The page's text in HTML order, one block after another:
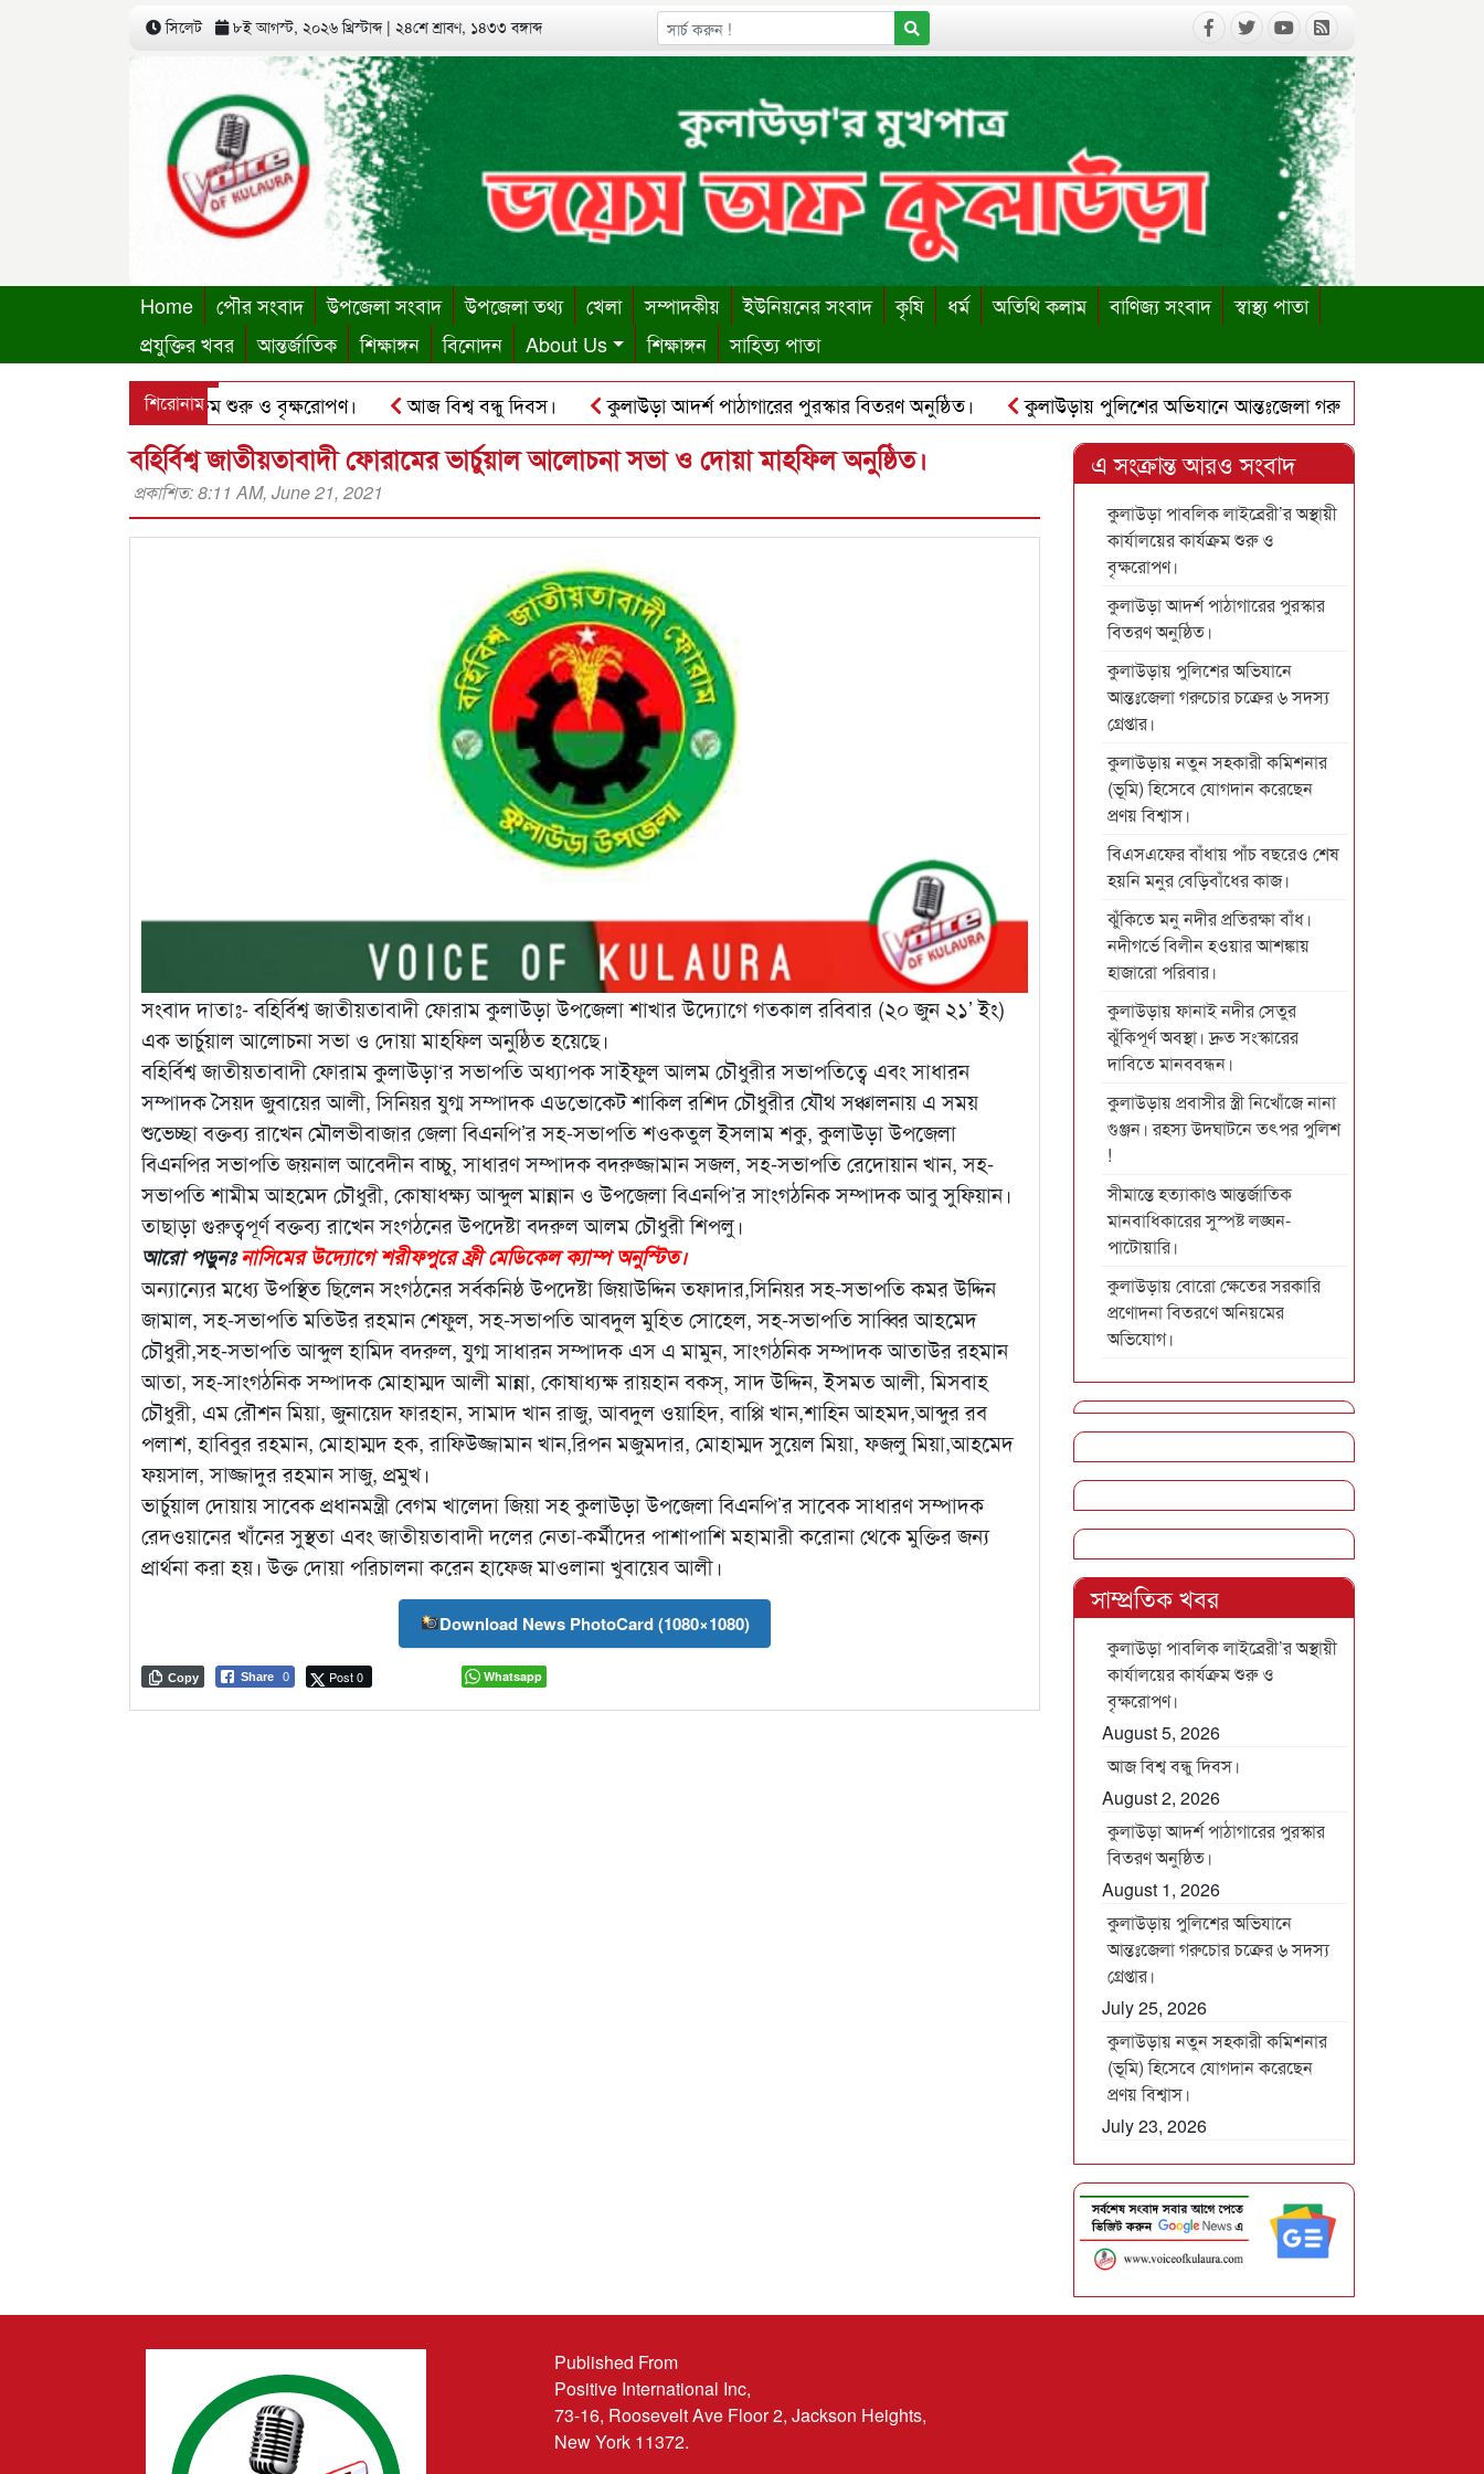
সিলেট ৮ই আগস্ট, ২০২৬ খ্রিস্টাব্দ | ২৪শে শ্রাবণ, ১৪৩৩ বঙ্গাব্দ
Home পৌর সংবাদ উপজেলা সংবাদ উপজেলা তথ্য খেলা সম্পাদকীয় ইউনিয়নের সংবাদ কৃষি ধর্ম অতিথি কলাম বাণিজ্য সংবাদ
স্বাস্থ্য পাতা
প্রযুক্তির খবর
আন্তর্জাতিক শিক্ষাঙ্গন বিনোদন About Us শিক্ষাঙ্গন সাহিত্য পাতা
শিরোনাম
কার্যালয়ের কার্যক্রম শুরু ও বৃক্ষরোপণ। আজ বিশ্ব বন্ধু দিবস। কুলাউড়া আদর্শ পাঠাগারের পুরস্কার বিতরণ অনুষ্ঠিত।
কুলাউড়ায় পুলিশের অভিযানে আন্তঃজেলা গরুচোর চক্রের ৬ সদস্য
ছবি হোয়াটসঅ্যাপে ব্যবহার করে প্রতারণার চেষ্টা।
পৃথিমপাশায় ঋণের বোঝা সইতে না পেরে দোকান কর্মচারীর আত্মহত্যা। কুলাউড়ায় পাবলিক লাইব্রেরি পুনঃস্থাপনের দাবিতে ইউএনও বরাবর
বহির্বিশ্ব জাতীয়তাবাদী ফোরামের ভার্চুয়াল আলোচনা সভা ও দোয়া মাহফিল অনুষ্ঠিত।
প্রকাশিত: 8:11 AM, June 21, 2021
সংবাদ দাতাঃ- বহির্বিশ্ব জাতীয়তাবাদী ফোরাম কুলাউড়া উপজেলা শাখার উদ্যোগে গতকাল রবিবার (২০ জুন ২১’ ইং)
এক ভার্চুয়াল আলোচনা সভা ও দোয়া মাহফিল অনুষ্ঠিত হয়েছে।
বহির্বিশ্ব জাতীয়তাবাদী ফোরাম কুলাউড়া‘র সভাপতি অধ্যাপক সাইফুল আলম চৌধুরীর সভাপতিত্বে এবং সাধারন
সম্পাদক সৈয়দ জুবায়ের আলী, সিনিয়র যুগ্ম সম্পাদক এডভোকেট শাকিল রশিদ চৌধুরীর যৌথ সঞ্চালনায় এ সময়
শুভেচ্ছা বক্তব্য রাখেন মৌলভীবাজার জেলা বিএনপি’র সহ-সভাপতি শওকতুল ইসলাম শকু, কুলাউড়া উপজেলা
বিএনপির সভাপতি জয়নাল আবেদীন বাচ্চু, সাধারণ সম্পাদক বদরুজ্জামান সজল, সহ-সভাপতি রেদোয়ান খান, সহ-
সভাপতি শামীম আহমেদ চৌধুরী, কোষাধক্ষ্য আব্দুল মান্নান ও উপজেলা বিএনপি’র সাংগঠনিক সম্পাদক আবু সুফিয়ান।
তাছাড়া গুরুত্বপূর্ণ বক্তব্য রাখেন সংগঠনের উপদেষ্টা বদরুল আলম চৌধুরী শিপলু।
আরো পড়ুনঃনাসিমের উদ্যোগে শরীফপুরে ফ্রী মেডিকেল ক্যাম্প অনুস্টিত।
অন্যান্যের মধ্যে উপস্থিত ছিলেন সংগঠনের সর্বকনিষ্ঠ উপদেষ্টা জিয়াউদ্দিন তফাদার,সিনিয়র সহ-সভাপতি কমর উদ্দিন
জামাল, ‌সহ-সভাপতি মতিউর রহমান শেফুল, সহ-সভাপতি আবদুল মুহিত সোহেল, সহ-সভাপতি সাব্বির আহমেদ
চৌধুরী,সহ-সভাপতি আব্দুল হামিদ বদরুল, যুগ্ম সাধারন সম্পাদক এস এ মামুন, সাংগঠনিক ‌সম্পাদক আতাউর রহমান
আতা, সহ-সাংগঠনিক সম্পাদক মোহাম্মদ আলী মান্না, কোষাধ্যক্ষ রায়হান বকস্, সাদ উদ্দিন, ইসমত আলী, মিসবাহ
চৌধুরী, এম রৌশন মিয়া, জুনায়েদ ফারহান, সামাদ খান রাজু, আবদুল ওয়াহিদ, বাপ্পি খান,শাহিন আহমদ,আব্দুর রব
পলাশ, হাবিবুর রহমান, মোহাম্মদ হক, রাফিউজ্জামান খান,রিপন মজুমদার, মোহাম্মদ সুয়েল মিয়া, ফজলু মিয়া,আহমেদ
ফয়সাল, সাজ্জাদুর রহমান সাজু, প্রমুখ।
ভার্চুয়াল দোয়ায় সাবেক প্রধানমন্ত্রী বেগম খালেদা জিয়া সহ কুলাউড়া উপজেলা বিএনপি’র সাবেক সাধারণ সম্পাদক
রেদওয়ানের খাঁনের সুস্থতা এবং জাতীয়তাবাদী দলের নেতা-কর্মীদের পাশাপাশি মহামারী করোনা থেকে মুক্তির জন্য
প্রার্থনা করা হয়। উক্ত দোয়া পরিচালনা করেন হাফেজ মাওলানা খুবায়েব আলী।
Download News PhotoCard (1080×1080)
Share 0 Post 0
Copy Whatsapp
এ সংক্রান্ত আরও সংবাদ
কুলাউড়া পাবলিক লাইব্রেরী’র অস্থায়ী
কার্যালয়ের কার্যক্রম শুরু ও
বৃক্ষরোপণ।
কুলাউড়া আদর্শ পাঠাগারের পুরস্কার
বিতরণ অনুষ্ঠিত।
কুলাউড়ায় পুলিশের অভিযানে
আন্তঃজেলা গরুচোর চক্রের ৬ সদস্য
গ্রেপ্তার।
কুলাউড়ায় নতুন সহকারী কমিশনার
(ভূমি) হিসেবে যোগদান করেছেন
প্রণয় বিশ্বাস।
বিএসএফের বাঁধায় পাঁচ বছরেও শেষ
হয়নি মনুর বেড়িবাঁধের কাজ।
ঝুঁকিতে মনু নদীর প্রতিরক্ষা বাঁধ।
নদীগর্ভে বিলীন হওয়ার আশঙ্কায়
হাজারো পরিবার।
কুলাউড়ায় ফানাই নদীর সেতুর
ঝুঁকিপূর্ণ অবস্থা। দ্রুত সংস্কারের
দাবিতে মানববন্ধন।
কুলাউড়ায় প্রবাসীর স্ত্রী নিখোঁজে নানা
গুঞ্জন। রহস্য উদঘাটনে তৎপর পুলিশ
!
সীমান্তে হত্যাকাণ্ড আন্তর্জাতিক
মানবাধিকারের সুস্পষ্ট লঙ্ঘন-
পাটোয়ারি।
কুলাউড়ায় বোরো ক্ষেতের সরকারি
প্রণোদনা বিতরণে অনিয়মের
অভিযোগ।
সাম্প্রতিক খবর
কুলাউড়া পাবলিক লাইব্রেরী’র অস্থায়ী
কার্যালয়ের কার্যক্রম শুরু ও
বৃক্ষরোপণ।
August 5, 2026
আজ বিশ্ব বন্ধু দিবস।
August 2, 2026
কুলাউড়া আদর্শ পাঠাগারের পুরস্কার
বিতরণ অনুষ্ঠিত।
August 1, 2026
কুলাউড়ায় পুলিশের অভিযানে
আন্তঃজেলা গরুচোর চক্রের ৬ সদস্য
গ্রেপ্তার।
July 25, 2026
কুলাউড়ায় নতুন সহকারী কমিশনার
(ভূমি) হিসেবে যোগদান করেছেন
প্রণয় বিশ্বাস।
July 23, 2026
Published From
Positive International Inc,
73-16, Roosevelt Ave Floor 2, Jackson Heights,
New York 11372.